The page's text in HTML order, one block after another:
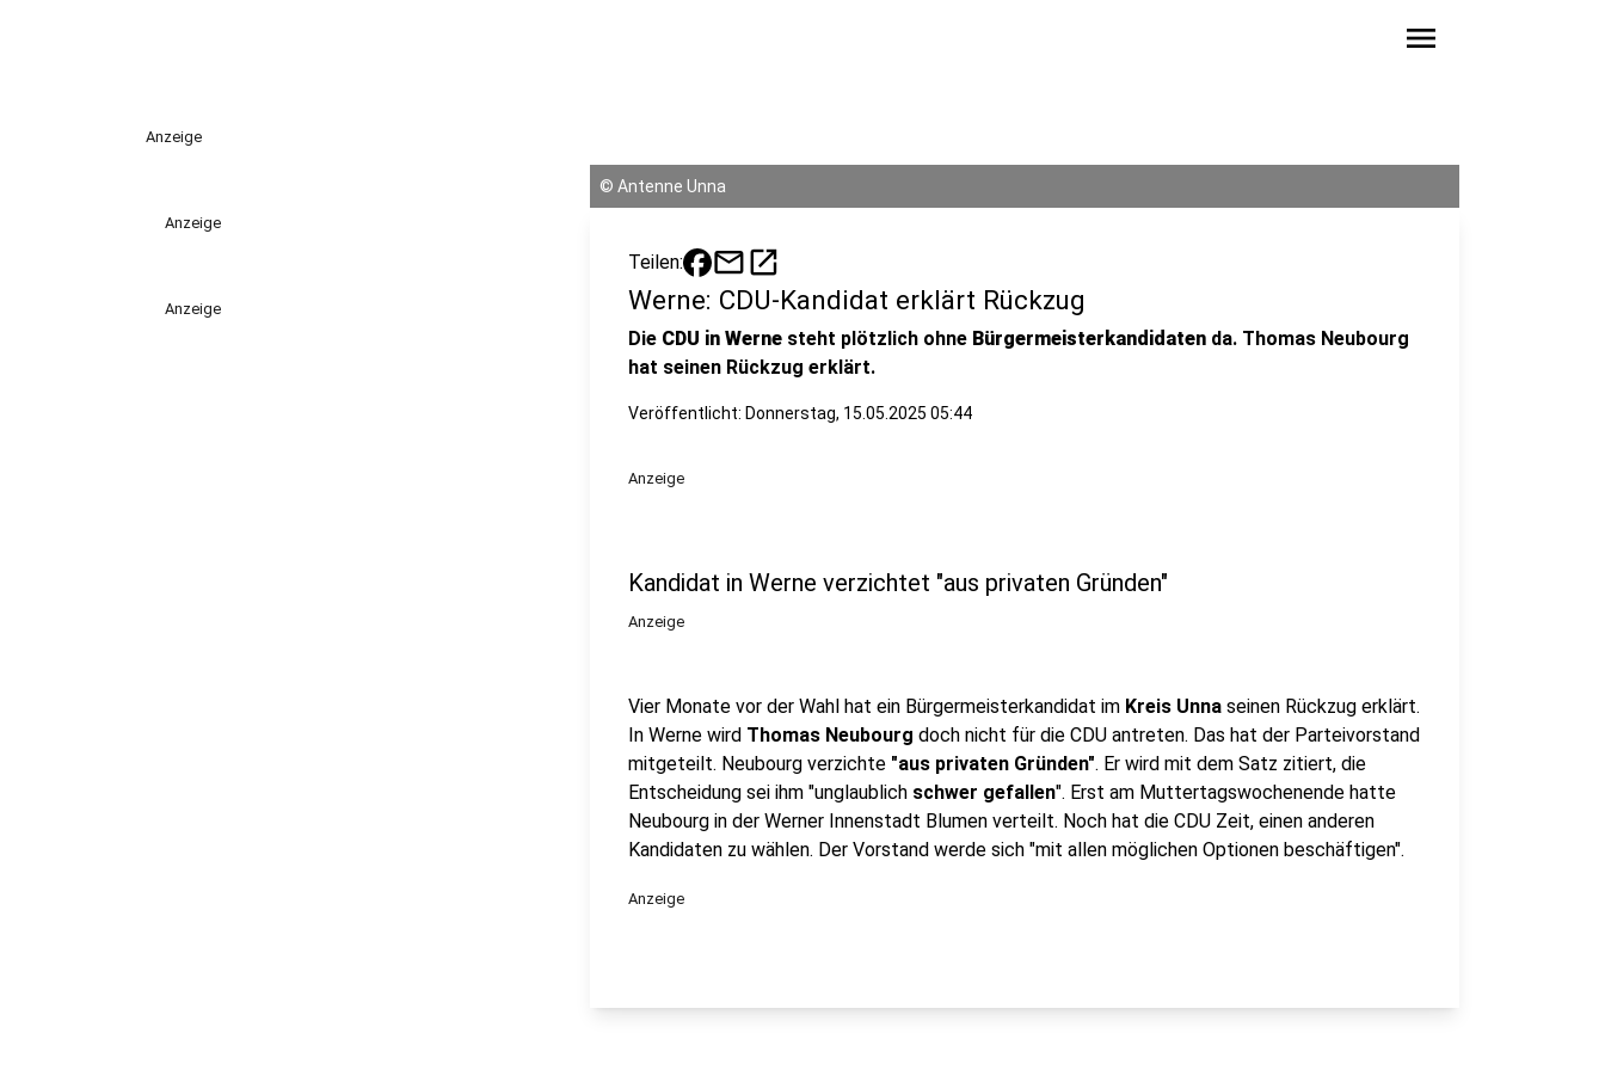
menu
Anzeige
Anzeige
Anzeige
© Antenne Unna
Teilen: mailopen_in_new
Werne: CDU-Kandidat erklärt Rückzug
Die CDU in Werne steht plötzlich ohne Bürgermeisterkandidaten da. Thomas Neubourg
hat seinen Rückzug erklärt.
Veröffentlicht: Donnerstag, 15.05.2025 05:44
Anzeige
Kandidat in Werne verzichtet "aus privaten Gründen"
Anzeige
Vier Monate vor der Wahl hat ein Bürgermeisterkandidat im Kreis Unna seinen Rückzug erklärt.
In Werne wird Thomas Neubourg doch nicht für die CDU antreten. Das hat der Parteivorstand
mitgeteilt. Neubourg verzichte "aus privaten Gründen". Er wird mit dem Satz zitiert, die
Entscheidung sei ihm "unglaublich schwer gefallen". Erst am Muttertagswochenende hatte
Neubourg in der Werner Innenstadt Blumen verteilt. Noch hat die CDU Zeit, einen anderen
Kandidaten zu wählen. Der Vorstand werde sich "mit allen möglichen Optionen beschäftigen".
Anzeige